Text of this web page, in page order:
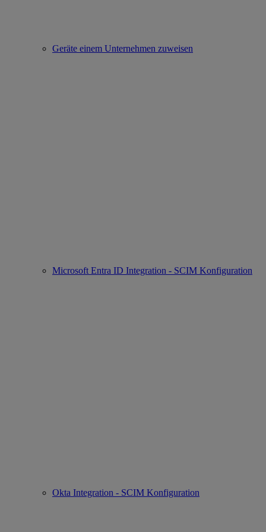
Geräte einem Unternehmen zuweisen
Microsoft Entra ID Integration - SCIM Konfiguration
Okta Integration - SCIM Konfiguration